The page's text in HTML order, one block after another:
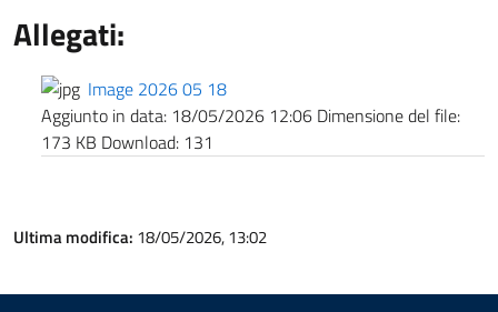
Allegati:
Image 2026 05 18
Aggiunto in data: 18/05/2026 12:06 Dimensione del file:
173 KB Download: 131
Ultima modifica: 18/05/2026, 13:02